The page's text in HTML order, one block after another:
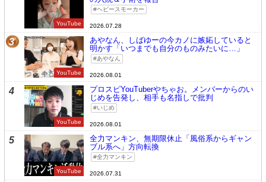
YouTube
ヘビースモーカー
2026.07.28
3
YouTube
あやなん、しばゆーの今カノに嫉妬していると
明かす「いつまでも自分のものみたいに…」
あやなん
2026.08.01
4
YouTube
プロスピYouTuberやちゃお。メンバーからのい
じめを告発し、相手も名指しで批判
いじめ
2026.08.01
5
YouTube
全力マンキン、無期限休止「風俗系からギャン
ブル系へ」方向転換
全力マンキン
2026.07.31